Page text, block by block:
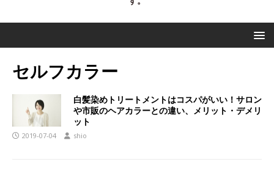
セルフカラー
白髪染めトリートメントはコスパがいい！サロン
や市販のヘアカラーとの違い、メリット・デメリ
ット
2019-07-04 shio